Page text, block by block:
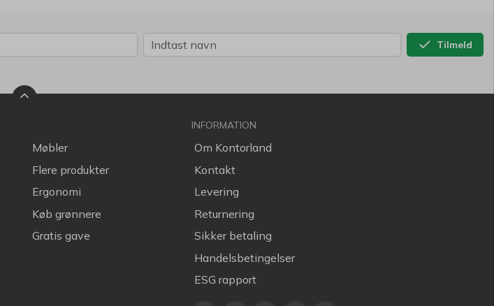
Tilmeld
Møbler
Flere produkter
Ergonomi
Køb grønnere
Gratis gave
INFORMATION
Om Kontorland
Kontakt
Levering
Returnering
Sikker betaling
Handelsbetingelser
ESG rapport